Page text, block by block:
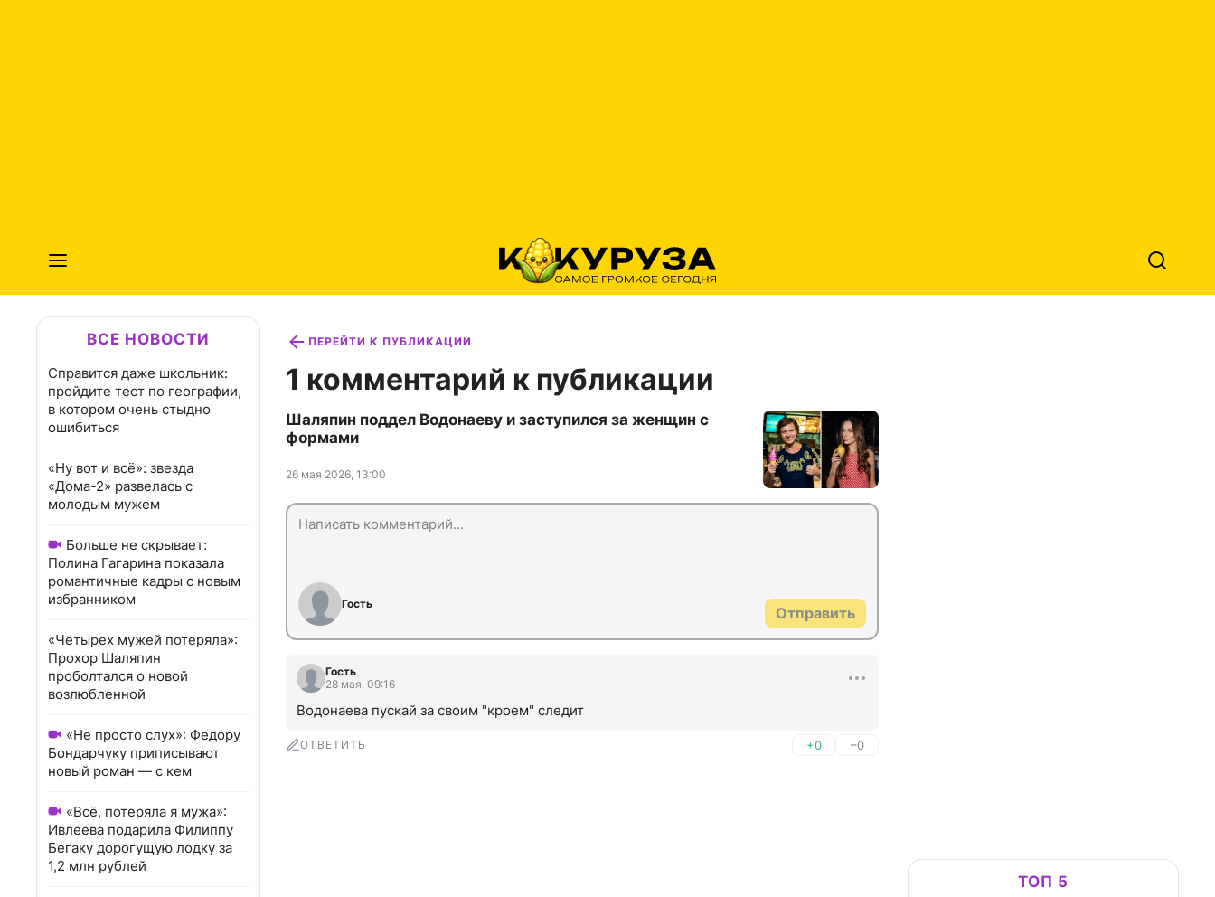
ВСЕ НОВОСТИ
Справится даже школьник:
пройдите тест по географии,
в котором очень стыдно
ошибиться
«Ну вот и всё»: звезда
«Дома-2» развелась с
молодым мужем
Больше не скрывает:
Полина Гагарина показала
романтичные кадры с новым
избранником
«Четырех мужей потеряла»:
Прохор Шаляпин
проболтался о новой
возлюбленной
«Не просто слух»: Федору
Бондарчуку приписывают
новый роман — с кем
«Всё, потеряла я мужа»:
Ивлеева подарила Филиппу
Бегаку дорогущую лодку за
1,2 млн рублей
ПЕРЕЙТИ К ПУБЛИКАЦИИ
1 комментарий к публикации
Шаляпин поддел Водонаеву и заступился за женщин с
формами
26 мая 2026, 13:00
Гость
Отправить
Гость
28 мая, 09:16
Водонаева пускай за своим "кроем" следит
ОТВЕТИТЬ +0 –0
ТОП 5